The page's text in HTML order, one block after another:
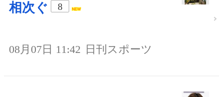
相次ぐ
8
08月07日 11:42 日刊スポーツ